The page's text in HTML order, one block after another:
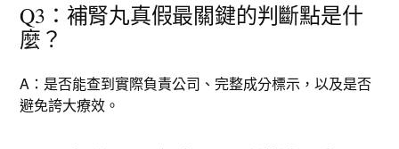
Q3：補腎丸真假最關鍵的判斷點是什
麼？
A：是否能查到實際負責公司、完整成分標示，以及是否
避免誇大療效。